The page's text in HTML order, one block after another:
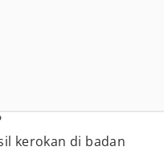
kerokan di badan